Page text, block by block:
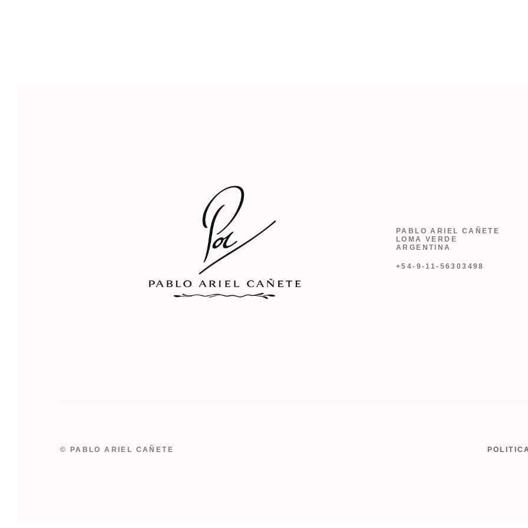
PABLO ARIEL CAÑETE
LOMA VERDE
ARGENTINA
+54-9-11-56303498
© PABLO ARIEL CAÑETE